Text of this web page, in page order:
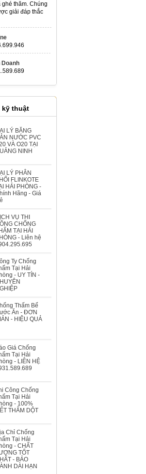
mái
đường Lê Hồng
đường Lê
Phong
đường Lương
Thiện
dự án Sao Đỏ
đường Lê Hồng
tàu Bến Kiền
thăm. Chúng
giải đáp thắc
Doanh
kỹ thuật
LÝ BĂNG
NƯỚC PVC
VÀ O20 TẠI
NINH
LÝ PHÂN
FLINKOTE
HẢI PHÒNG -
Hãng - Giá
VỤ THI
CHỐNG
TẠI HẢI
- Liên hệ
Ty Chống
Tại Hải
- UY TÍN -
Thấm Bể
Ăn - ĐƠN
- HIỆU QUẢ
Giá Chống
Tại Hải
- LIÊN HỆ
Công Chống
Tại Hải
- 100%
THẤM DỘT
Chỉ Chống
Tại Hải
- CHẤT
TỐT
- BẢO
DÀI HẠN